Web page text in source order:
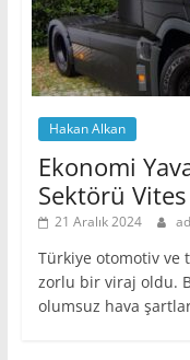
Hakan Alkan
Ekonomi
Sektörü
21 Aralık 2024
Türkiye otomotiv ve
zorlu bir viraj oldu.
olumsuz hava